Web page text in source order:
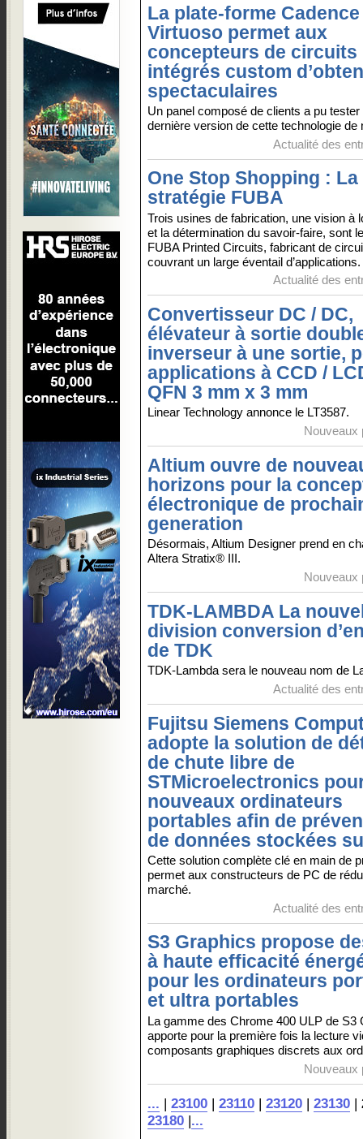
La plate-forme Cadence
Virtuoso permet aux
concepteurs de circuits
intégrés custom
spectaculaires
Un panel composé de clients a pu
dernière version de cette technologie de
Actualité des
One Stop Shopping : La
stratégie FUBA
Trois usines de fabrication, une vision à
et la détermination du savoir-faire, sont
FUBA Printed Circuits, fabricant de
couvrant un large éventail d’applications.
Actualité des
Convertisseur DC / DC,
élévateur à sortie
inverseur à une sortie,
applications à CCD /
QFN 3 mm x 3 mm
Linear Technology annonce le LT3587.
Nouveaux
Altium ouvre de
horizons pour la
électronique de
generation
Désormais, Altium Designer prend en
Altera Stratix® III.
Nouveaux
TDK-LAMBDA La
division conversion
de TDK
TDK-Lambda sera le nouveau nom de
Actualité des
Fujitsu Siemens
adopte la solution de
de chute libre de
STMicroelectronics
nouveaux ordinateurs
portables afin de
de données stockées
Cette solution complète clé en main de
permet aux constructeurs de PC de
marché.
Actualité des
S3 Graphics propose
à haute efficacité
pour les ordinateurs
et ultra portables
La gamme des Chrome 400 ULP de S3
apporte pour la première fois la lecture
composants graphiques discrets aux
Nouveaux
... | 23100 | 23110 | 23120 | 23130 |
23180 |...